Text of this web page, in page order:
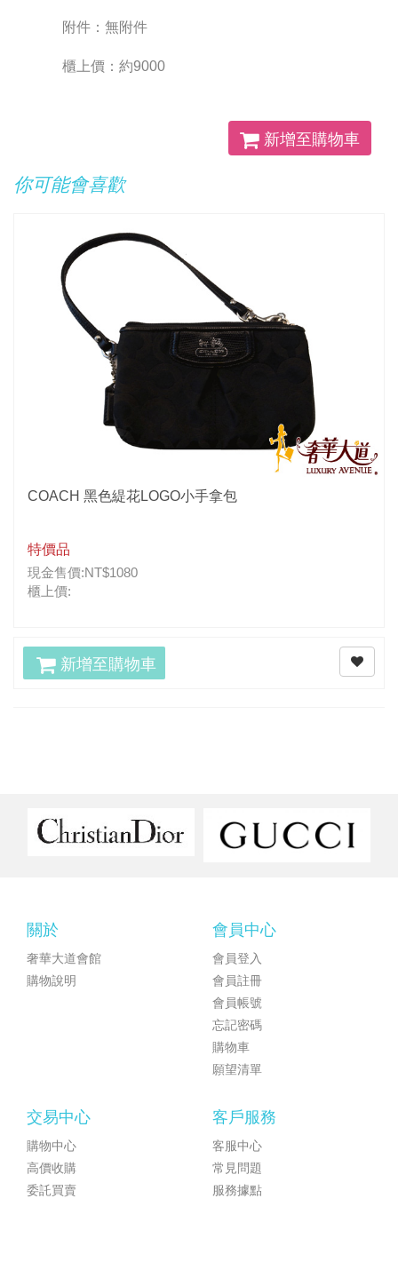
附件：無附件
櫃上價：約9000
新增至購物車
你可能會喜歡
COACH 黑色緹花LOGO小手拿包
特價品
現金售價:NT$1080
櫃上價:
新增至購物車
關於
奢華大道會館
購物說明
會員中心
會員登入
會員註冊
會員帳號
忘記密碼
購物車
願望清單
交易中心
購物中心
高價收購
委託買賣
客戶服務
客服中心
常見問題
服務據點